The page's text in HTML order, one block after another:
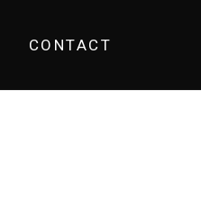
CONTACT